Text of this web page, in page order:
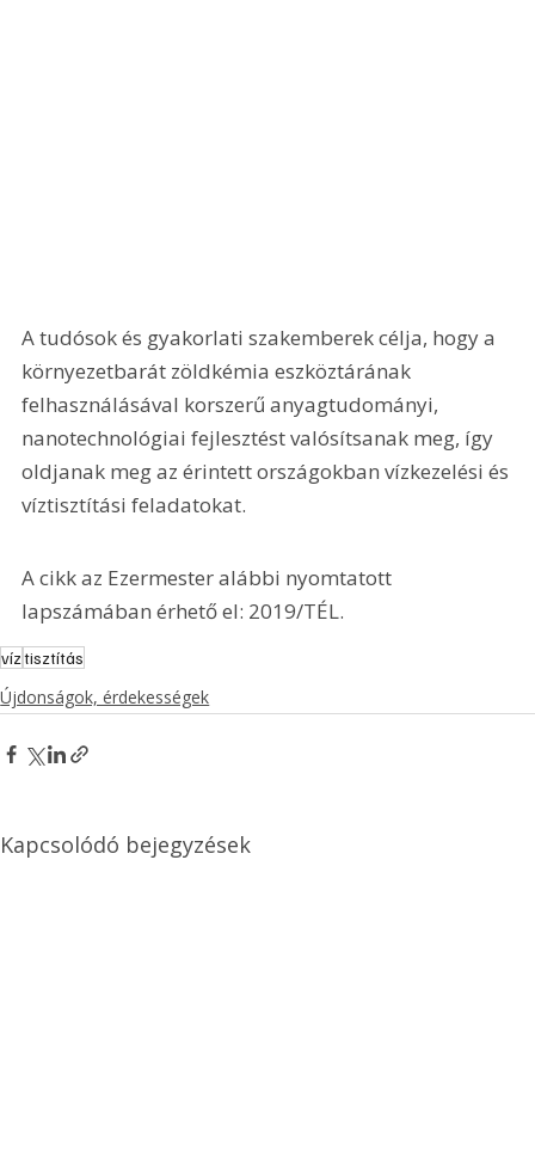
A tudósok és gyakorlati szakemberek célja, hogy a
környezetbarát zöldkémia eszköztárának
felhasználásával korszerű anyagtudományi,
nanotechnológiai fejlesztést valósítsanak meg, így
oldjanak meg az érintett országokban vízkezelési és
víztisztítási feladatokat.
A cikk az Ezermester alábbi nyomtatott
lapszámában érhető el: 2019/TÉL.
víztisztítás
Újdonságok, érdekességek
Kapcsolódó bejegyzések